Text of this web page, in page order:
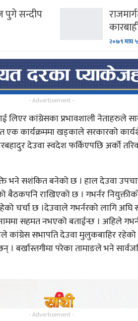
पुगे सन्दीप
२०७९ माघ
- Advertisement -
लिएर कांग्रेसका प्रभावशाली नेताहरुले
कार्यक्रममा खड्काले सरकारको
देउवा स्वदेश फर्किएपछि अर्को
भने सशंकित बनेको छ । हाल देउवा
बैठकपनि राखिएको छ । गभर्नर नियुक्तीको
चर्चा छ ।देउवाले गभर्नरको लागि अघि
सहमत नभएको बताईन्छ । अहिले
कांग्रेस सभापति देउवा मुलुकबाहिर रहेको
। बर्खास्तगीमा परेका तामाङले भने
- Advertisement -